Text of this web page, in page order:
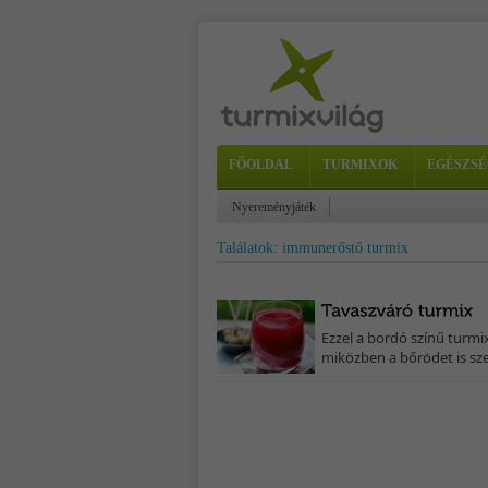
FŐOLDAL TURMIXOK
Nyereményjáték
Találatok: immunerőstő turmix
Ezzel a bordó színű
miközben a bőrödet is